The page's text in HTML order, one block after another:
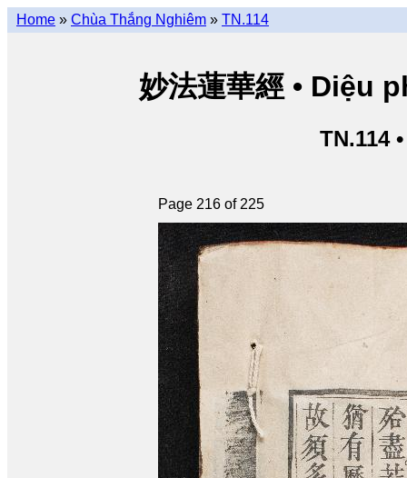
Home » Chùa Thắng Nghiêm » TN.114
妙法蓮華經 • Diệu
TN.114
Page 216 of 225